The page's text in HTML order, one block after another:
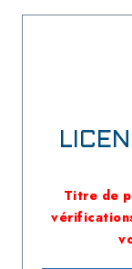
Titre de